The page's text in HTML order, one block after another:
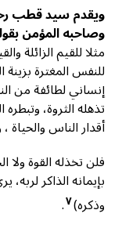
ويقدم سيد قطب
وصاحبه المؤمن
مثلا للقيم الزائلة
للنفس المغترة بزينة
إنساني لطائفة من
تذهله الثروة،
أقدار الناس
فلن تخذله القوة ولا
بإيمانه الذاكر
وذكره)٧.